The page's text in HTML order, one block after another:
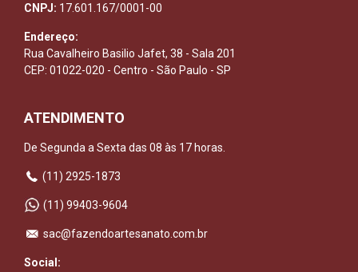
CNPJ: 17.601.167/0001-00
Endereço:
Rua Cavalheiro Basilio Jafet, 38 - Sala 201
CEP: 01022-020 - Centro - São Paulo - SP
ATENDIMENTO
De Segunda a Sexta das 08 às 17 horas.
(11) 2925-1873
(11) 99403-9604
sac@fazendoartesanato.com.br
Social: